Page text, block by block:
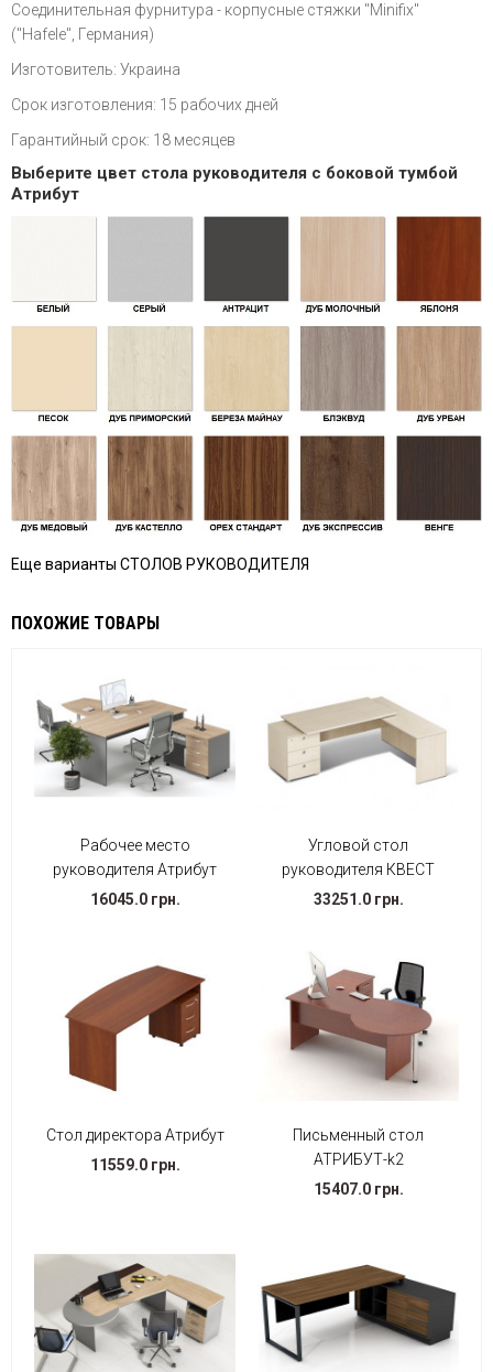
Соединительная фурнитура - корпусные стяжки "Minifix"
("Hafele", Германия)
Изготовитель: Украина
Срок изготовления: 15 рабочих дней
Гарантийный срок: 18 месяцев
Выберите цвет стола руководителя с боковой тумбой
Атрибут
Еще варианты СТОЛОВ РУКОВОДИТЕЛЯ
ПОХОЖИЕ ТОВАРЫ
Рабочее место
руководителя Атрибут
16045.0 грн.
Угловой стол
руководителя КВЕСТ
33251.0 грн.
Стол директора Атрибут
11559.0 грн.
Письменный стол
АТРИБУТ-k2
15407.0 грн.